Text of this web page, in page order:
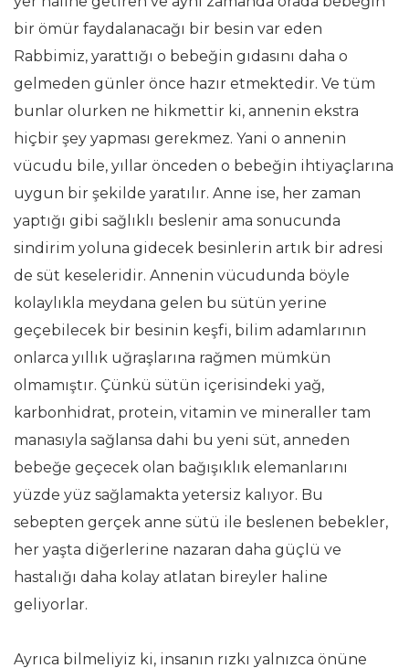
bir ömür faydalanacağı bir besin var eden
Rabbimiz, yarattığı o bebeğin gıdasını daha o
gelmeden günler önce hazır etmektedir. Ve tüm
bunlar olurken ne hikmettir ki, annenin ekstra
hiçbir şey yapması gerekmez. Yani o annenin
vücudu bile, yıllar önceden o bebeğin ihtiyaçlarına
uygun bir şekilde yaratılır. Anne ise, her zaman
yaptığı gibi sağlıklı beslenir ama sonucunda
sindirim yoluna gidecek besinlerin artık bir adresi
de süt keseleridir. Annenin vücudunda böyle
kolaylıkla meydana gelen bu sütün yerine
geçebilecek bir besinin keşfi, bilim adamlarının
onlarca yıllık uğraşlarına rağmen mümkün
olmamıştır. Çünkü sütün içerisindeki yağ,
karbonhidrat, protein, vitamin ve mineraller tam
manasıyla sağlansa dahi bu yeni süt, anneden
bebeğe geçecek olan bağışıklık elemanlarını
yüzde yüz sağlamakta yetersiz kalıyor. Bu
sebepten gerçek anne sütü ile beslenen bebekler,
her yaşta diğerlerine nazaran daha güçlü ve
hastalığı daha kolay atlatan bireyler haline
geliyorlar.
Ayrıca bilmeliyiz ki, insanın rızkı yalnızca önüne